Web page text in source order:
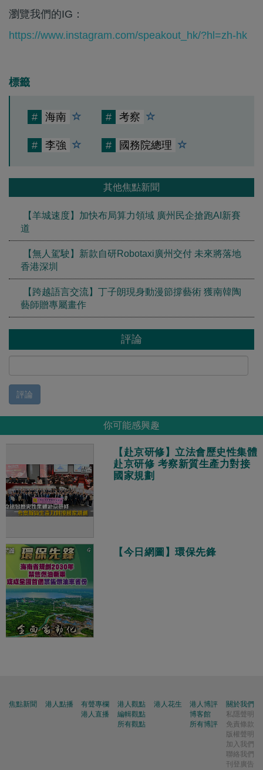
瀏覽我們的IG：
https://www.instagram.com/speakout_hk/?hl=zh-hk
標籤
# 海南 # 考察
# 李強 # 國務院總理
其他焦點新聞
【羊城速度】加快布局算力領域 廣州民企搶跑AI新賽
道
【無人駕駛】新款自研Robotaxi廣州交付 未來將落地
香港深圳
【跨越語言交流】丁子朗現身動漫節撐藝術 獲南韓陶
藝師贈專屬畫作
評論
評論
你可能感興趣
【赴京研修】立法會歷史性集體
赴京研修 考察新質生產力對接
國家規劃
【今日網圖】環保先鋒
焦點新聞 港人點播
有聲專欄
港人直播
港人觀點
編輯觀點
所有觀點
港人花生
港人博評
博客館
所有博評
關於我們
私隱聲明
免責條款
版權聲明
加入我們
聯絡我們
刊登廣告